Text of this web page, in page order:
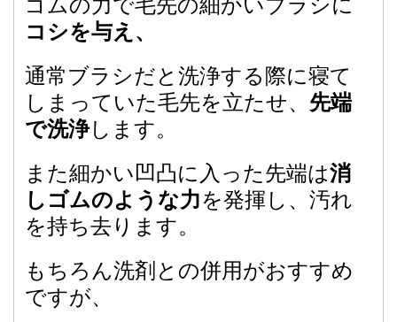
コシを与え、
通常ブラシだと洗浄する際に寝て
しまっていた毛先を立たせ、 先端
で洗浄します。
また細かい凹凸に入った先端は消
しゴムのような力を発揮し、汚れ
を持ち去ります。
もちろん洗剤との併用がおすすめ
ですが、